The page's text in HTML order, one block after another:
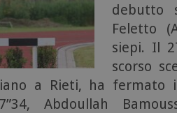
debutto
Feletto
siepi. Il
scorso
a Rieti, ha fermato il
Abdoullah